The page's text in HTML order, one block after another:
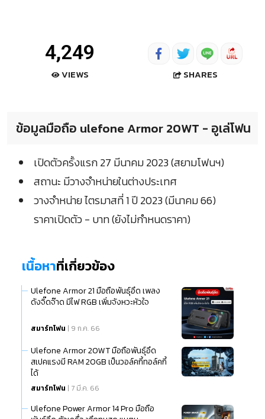
4,249
VIEWS SHARES
ข้อมูลมือถือ ulefone Armor 20WT - อูเล่โฟน
เปิดตัวครั้งแรก 27 มีนาคม 2023 (สยามโฟนฯ)
สถานะ มีวางจำหน่ายในต่างประเทศ
วางจำหน่าย ไตรมาสที่ 1 ปี 2023 (มีนาคม 66)
ราคาเปิดตัว - บาท (ยังไม่กำหนดราคา)
เนื้อหาที่เกี่ยวข้อง
Ulefone Armor 21 มือถือพันธุ์อึด เพลง
ดังจิ๊ดจ๊าด มีไฟ RGB เพิ่มจังหวะหัวใจ
สมาร์ทโฟน | 9 ก.ค. 66
Ulefone Armor 20WT มือถือพันธุ์อึด
สเปคแรงมี RAM 20GB เป็นวอล์คกี้ทอล์คกี้
ได้
สมาร์ทโฟน | 7 มี.ค. 66
Ulefone Power Armor 14 Pro มือถือ